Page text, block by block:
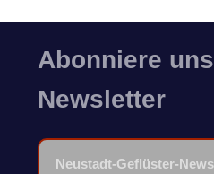
Abonniere
Newsletter
Neustadt-Geflüster-